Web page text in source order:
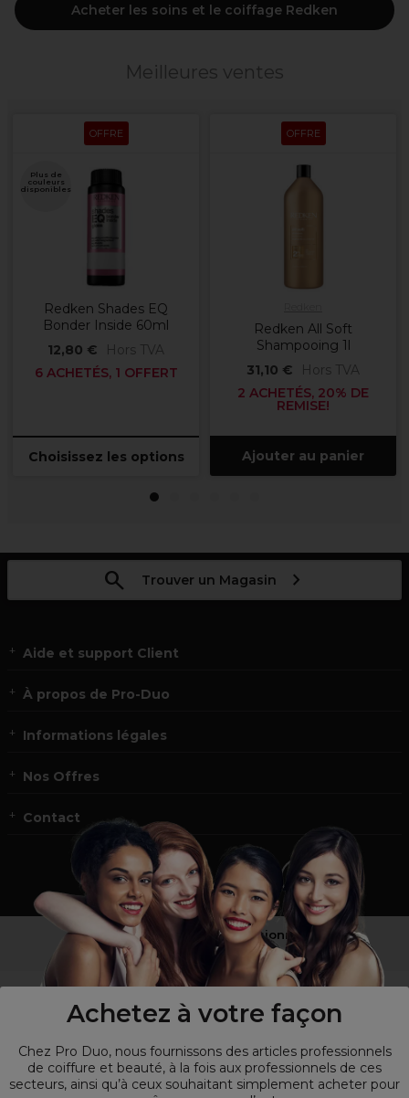
Achetez à votre façon
Chez Pro Duo, nous fournissons des articles professionnels
de coiffure et beauté, à la fois aux professionnels de ces
secteurs, ainsi qu’à ceux souhaitant simplement acheter pour
Acheter les soins et le coiffage Redken
Meilleures ventes
OFFRE
Plus de
couleurs
disponibles
Redken Shades EQ
Bonder Inside 60ml
12,80 €
Hors TVA
6 ACHETÉS, 1 OFFERT
Choisissez les options
OFFRE
Redken All Soft
Shampooing 1l
31,10 €
Hors TVA
2 ACHETÉS, 20% DE
REMISE!
Ajouter au panier
1
Trouver un Magasin
Aide et support Client
À propos de Pro-Duo
Informations légales
Nos Offres
Contact
Vous n’êtes pas un professionnel ?
Visitez notre site pourles particuliers !